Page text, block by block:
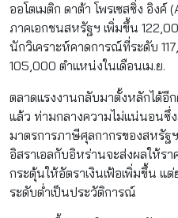
ออโตเมติก ดาต้า โพรเซสซิ่ง อิงค์
ภาคเอกชนสหรัฐฯ เพิ่มขึ้น
นักวิเคราะห์คาดการณ์ที่ระดับ
105,000 ตำแหน่งในเดือนเม.ย.
ตลาดแรงงานกลับมาตั้งหลักได้อี
แล้ว ท่ามกลางความไม่แน่นอนซึ่
มาตรการภาษีศุลกากรของสหรัฐ
อิสราเอลกับอิหร่านจะส่งผลให้
กระตุ้นให้อัตราเงินเฟ้อเพิ่มขึ้น แ
ระดับต่ำเป็นประวัติการณ์